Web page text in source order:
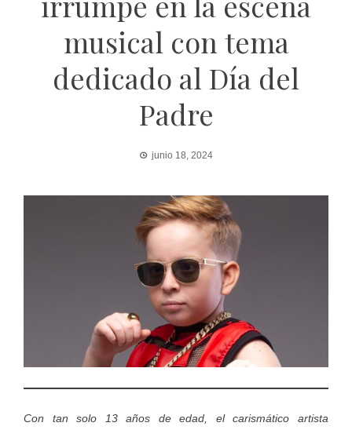
musical con tema
dedicado al Día del
Padre
junio 18, 2024
Con tan solo 13 años de edad, el carismático artista